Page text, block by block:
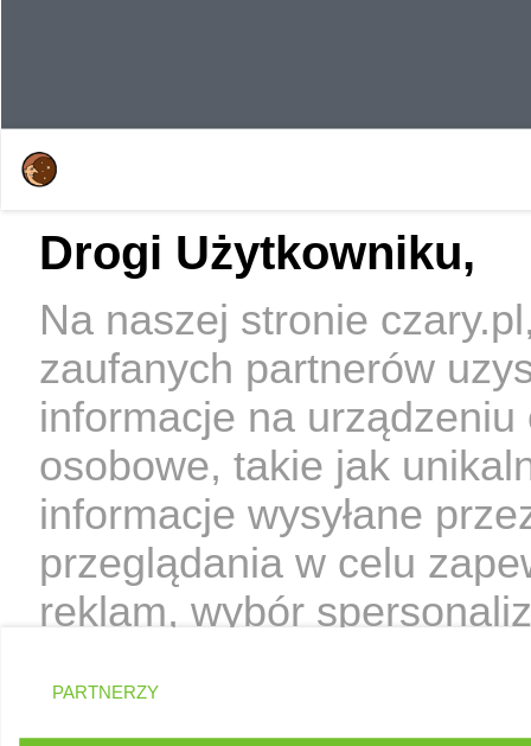
Drogi Użytkowniku,
Na naszej stronie
zaufanych partnerów
informacje na
osobowe, takie jak
informacje wysyłane
przeglądania w celu
reklam, wybór
Użytkownika my i
PARTNERZY